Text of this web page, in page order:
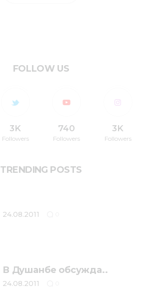
FOLLOW US
3K
Followers
740
Followers
3K
Followers
TRENDING POSTS
24.08.2011
В Душанбе обсужда..
24.08.2011